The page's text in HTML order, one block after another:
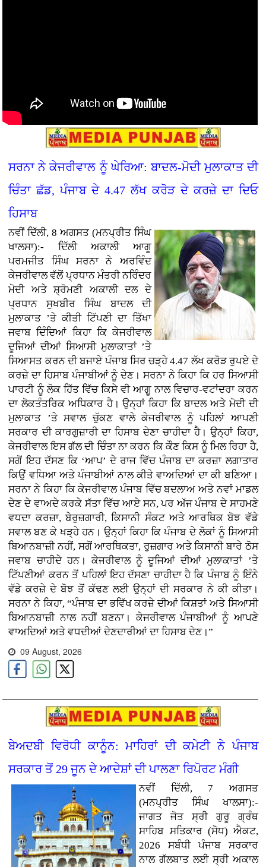
ਸਰਨਾ ਨੇ ਕੇਜਰੀਵਾਲ ਨੂੰ ਘੇਰਿਆ: ਬਾਦਲ-ਮੋਦੀ ਮੁਲਾਕਾਤ ਦੀ
ਚਿੰਤਾ ਛੱਡ, ਪੰਜਾਬ ਦੇ 4.47 ਲੱਖ ਕਰੋੜ ਦੇ ਕਰਜ਼ੇ ਦਾ ਦਿਓ
ਹਿਸਾਬ
ਨਵੀਂ ਦਿੱਲੀ, 8 ਅਗਸਤ (ਮਨਪ੍ਰੀਤ ਸਿੰਘ
ਖਾਲਸਾ):- ਦਿੱਲੀ ਅਕਾਲੀ ਆਗੂ
ਪਰਮਜੀਤ ਸਿੰਘ ਸਰਨਾ ਨੇ ਅਰਵਿੰਦ
ਕੇਜਰੀਵਾਲ ਵੱਲੋਂ ਪ੍ਰਧਾਨ ਮੰਤਰੀ ਨਰਿੰਦਰ
ਮੋਦੀ ਅਤੇ ਸ਼੍ਰੋਮਣੀ ਅਕਾਲੀ ਦਲ ਦੇ
ਪ੍ਰਧਾਨ ਸੁਖਬੀਰ ਸਿੰਘ ਬਾਦਲ ਦੀ
ਮੁਲਾਕਾਤ ’ਤੇ ਕੀਤੀ ਟਿੱਪਣੀ ਦਾ ਤਿੱਖਾ
ਜਵਾਬ ਦਿੰਦਿਆਂ ਕਿਹਾ ਕਿ ਕੇਜਰੀਵਾਲ
ਦੂਜਿਆਂ ਦੀਆਂ ਸਿਆਸੀ ਮੁਲਾਕਾਤਾਂ ’ਤੇ
ਸਿਆਸਤ ਕਰਨ ਦੀ ਬਜਾਏ ਪੰਜਾਬ ਸਿਰ ਚੜ੍ਹੇ 4.47 ਲੱਖ ਕਰੋੜ ਰੁਪਏ ਦੇ
ਕਰਜ਼ੇ ਦਾ ਹਿਸਾਬ ਪੰਜਾਬੀਆਂ ਨੂੰ ਦੇਣ। ਸਰਨਾ ਨੇ ਕਿਹਾ ਕਿ ਹਰ ਸਿਆਸੀ
ਪਾਰਟੀ ਨੂੰ ਲੋਕ ਹਿੱਤ ਵਿੱਚ ਕਿਸੇ ਵੀ ਆਗੂ ਨਾਲ ਵਿਚਾਰ-ਵਟਾਂਦਰਾ ਕਰਨ
ਦਾ ਲੋਕਤੰਤਰਿਕ ਅਧਿਕਾਰ ਹੈ। ਉਨ੍ਹਾਂ ਕਿਹਾ ਕਿ ਬਾਦਲ ਅਤੇ ਮੋਦੀ ਦੀ
ਮੁਲਾਕਾਤ ’ਤੇ ਸਵਾਲ ਚੁੱਕਣ ਵਾਲੇ ਕੇਜਰੀਵਾਲ ਨੂੰ ਪਹਿਲਾਂ ਆਪਣੀ
ਸਰਕਾਰ ਦੀ ਕਾਰਗੁਜ਼ਾਰੀ ਦਾ ਹਿਸਾਬ ਦੇਣਾ ਚਾਹੀਦਾ ਹੈ। ਉਨ੍ਹਾਂ ਕਿਹਾ,
ਕੇਜਰੀਵਾਲ ਇਸ ਗੱਲ ਦੀ ਚਿੰਤਾ ਨਾ ਕਰਨ ਕਿ ਕੌਣ ਕਿਸ ਨੂੰ ਮਿਲ ਰਿਹਾ ਹੈ,
ਸਗੋਂ ਇਹ ਦੱਸਣ ਕਿ ‘ਆਪ’ ਦੇ ਰਾਜ ਵਿੱਚ ਪੰਜਾਬ ਦਾ ਕਰਜ਼ਾ ਲਗਾਤਾਰ
ਕਿਉਂ ਵਧਿਆ ਅਤੇ ਪੰਜਾਬੀਆਂ ਨਾਲ ਕੀਤੇ ਵਾਅਦਿਆਂ ਦਾ ਕੀ ਬਣਿਆ।
ਸਰਨਾ ਨੇ ਕਿਹਾ ਕਿ ਕੇਜਰੀਵਾਲ ਪੰਜਾਬ ਵਿੱਚ ਬਦਲਾਅ ਅਤੇ ਨਵਾਂ ਮਾਡਲ
ਦੇਣ ਦੇ ਵਾਅਦੇ ਕਰਕੇ ਸੱਤਾ ਵਿੱਚ ਆਏ ਸਨ, ਪਰ ਅੱਜ ਪੰਜਾਬ ਦੇ ਸਾਹਮਣੇ
ਵਧਦਾ ਕਰਜ਼ਾ, ਬੇਰੁਜ਼ਗਾਰੀ, ਕਿਸਾਨੀ ਸੰਕਟ ਅਤੇ ਆਰਥਿਕ ਬੋਝ ਵੱਡੇ
ਸਵਾਲ ਬਣ ਕੇ ਖੜ੍ਹੇ ਹਨ। ਉਨ੍ਹਾਂ ਕਿਹਾ ਕਿ ਪੰਜਾਬ ਦੇ ਲੋਕਾਂ ਨੂੰ ਸਿਆਸੀ
ਬਿਆਨਬਾਜ਼ੀ ਨਹੀਂ, ਸਗੋਂ ਆਰਥਿਕਤਾ, ਰੁਜ਼ਗਾਰ ਅਤੇ ਕਿਸਾਨੀ ਬਾਰੇ ਠੋਸ
ਜਵਾਬ ਚਾਹੀਦੇ ਹਨ। ਕੇਜਰੀਵਾਲ ਨੂੰ ਦੂਜਿਆਂ ਦੀਆਂ ਮੁਲਾਕਾਤਾਂ ’ਤੇ
ਟਿੱਪਣੀਆਂ ਕਰਨ ਤੋਂ ਪਹਿਲਾਂ ਇਹ ਦੱਸਣਾ ਚਾਹੀਦਾ ਹੈ ਕਿ ਪੰਜਾਬ ਨੂੰ ਇੰਨੇ
ਵੱਡੇ ਕਰਜ਼ੇ ਦੇ ਬੋਝ ਤੋਂ ਕੱਢਣ ਲਈ ਉਨ੍ਹਾਂ ਦੀ ਸਰਕਾਰ ਨੇ ਕੀ ਕੀਤਾ।
ਸਰਨਾ ਨੇ ਕਿਹਾ, “ਪੰਜਾਬ ਦਾ ਭਵਿੱਖ ਕਰਜ਼ੇ ਦੀਆਂ ਕਿਸ਼ਤਾਂ ਅਤੇ ਸਿਆਸੀ
ਬਿਆਨਬਾਜ਼ੀ ਨਾਲ ਨਹੀਂ ਬਣਨਾ। ਕੇਜਰੀਵਾਲ ਪੰਜਾਬੀਆਂ ਨੂੰ ਆਪਣੇ
ਵਾਅਦਿਆਂ ਅਤੇ ਵਧਦੀਆਂ ਦੇਣਦਾਰੀਆਂ ਦਾ ਹਿਸਾਬ ਦੇਣ।”
09 August, 2026
ਬੇਅਦਬੀ ਵਿਰੋਧੀ ਕਾਨੂੰਨ: ਮਾਹਿਰਾਂ ਦੀ ਕਮੇਟੀ ਨੇ ਪੰਜਾਬ
ਸਰਕਾਰ ਤੋਂ 29 ਜੂਨ ਦੇ ਆਦੇਸ਼ਾਂ ਦੀ ਪਾਲਣਾ ਰਿਪੋਰਟ ਮੰਗੀ
ਨਵੀਂ ਦਿੱਲੀ, 7 ਅਗਸਤ
(ਮਨਪ੍ਰੀਤ ਸਿੰਘ ਖਾਲਸਾ):-
ਜਾਗਤ ਜੋਤ ਸ੍ਰੀ ਗੁਰੂ ਗ੍ਰੰਥ
ਸਾਹਿਬ ਸਤਿਕਾਰ (ਸੋਧ) ਐਕਟ,
2026 ਸਬੰਧੀ ਪੰਜਾਬ ਸਰਕਾਰ
ਨਾਲ ਗੱਲਬਾਤ ਲਈ ਸ੍ਰੀ ਅਕਾਲ